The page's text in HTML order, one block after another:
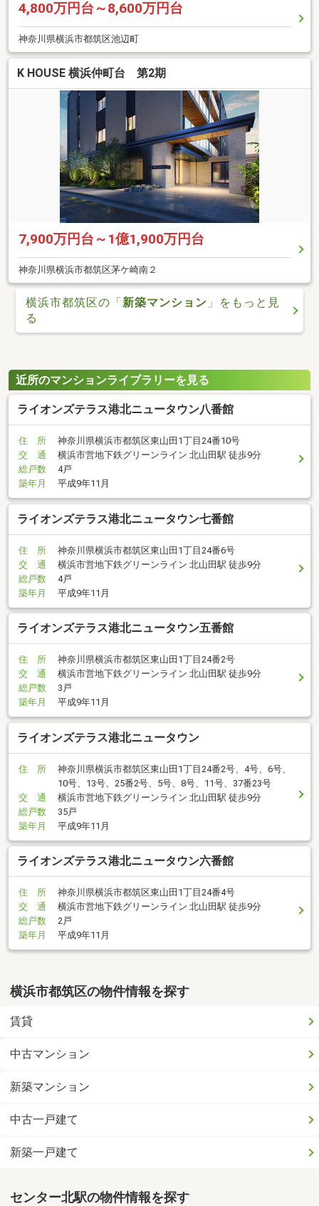
4,800万円台～8,600万円台
神奈川県横浜市都筑区池辺町
K HOUSE 横浜仲町台 第2期
7,900万円台～1億1,900万円台
神奈川県横浜市都筑区茅ケ崎南２
横浜市都筑区の「 新築マンション 」をもっと見
る
近所のマンションライブラリーを見る
ライオンズテラス港北ニュータウン八番館
住 所
神奈川県横浜市都筑区東山田1丁目24番10号
交 通
横浜市営地下鉄グリーンライン 北山田駅 徒歩9分
総戸数
4戸
築年月
平成9年11月
ライオンズテラス港北ニュータウン七番館
住 所
神奈川県横浜市都筑区東山田1丁目24番6号
交 通
横浜市営地下鉄グリーンライン 北山田駅 徒歩9分
総戸数
4戸
築年月
平成9年11月
ライオンズテラス港北ニュータウン五番館
住 所
神奈川県横浜市都筑区東山田1丁目24番2号
交 通
横浜市営地下鉄グリーンライン 北山田駅 徒歩9分
総戸数
3戸
築年月
平成9年11月
ライオンズテラス港北ニュータウン
住 所
神奈川県横浜市都筑区東山田1丁目24番2号、4号、6号、
10号、13号、25番2号、5号、8号、11号、37番23号
交 通
横浜市営地下鉄グリーンライン 北山田駅 徒歩9分
総戸数
35戸
築年月
平成9年11月
ライオンズテラス港北ニュータウン六番館
住 所
神奈川県横浜市都筑区東山田1丁目24番4号
交 通
横浜市営地下鉄グリーンライン 北山田駅 徒歩9分
総戸数
2戸
築年月
平成9年11月
横浜市都筑区の物件情報を探す
賃貸
中古マンション
新築マンション
中古一戸建て
新築一戸建て
センター北駅の物件情報を探す